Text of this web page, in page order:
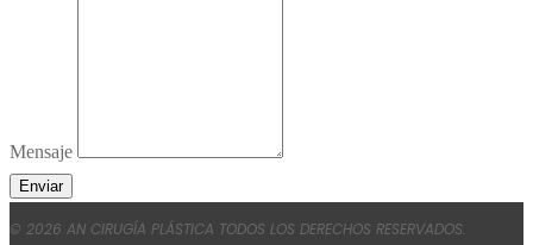
Mensaje
Enviar
© 2026 AN CIRUGÍA PLÁSTICA TODOS LOS DERECHOS RESERVADOS.